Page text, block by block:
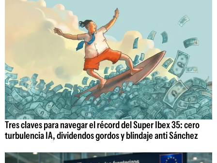
Tres claves para navegar el récord del Super Ibex 35: cero
turbulencia IA, dividendos gordos y blindaje anti Sánchez